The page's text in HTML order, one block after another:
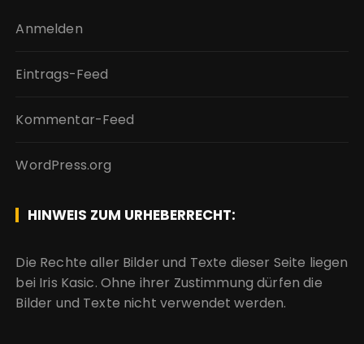
Anmelden
Eintrags-Feed
Kommentar-Feed
WordPress.org
HINWEIS ZUM URHEBERRECHT:
Die Rechte aller Bilder und Texte dieser Seite liegen
bei Iris Kasic. Ohne ihrer Zustimmung dürfen die
Bilder und Texte nicht verwendet werden.